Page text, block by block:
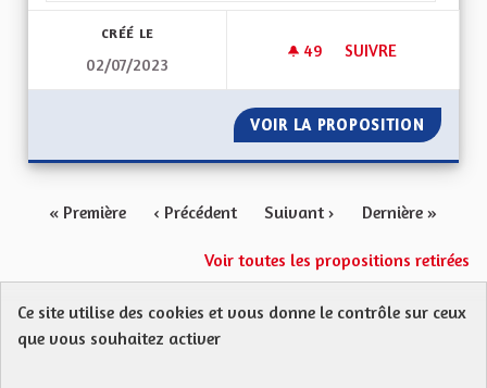
CRÉÉ LE
02/07/2023
49 49 ABONNÉS
SUIVRE
VOIR LA PROPOSITION
« Première ‹ Précédent Suivant › Dernière »
Voir toutes les propositions retirées
Protection des Données
Ce site utilise des cookies et vous donne le contrôle sur ceux
que vous souhaitez activer